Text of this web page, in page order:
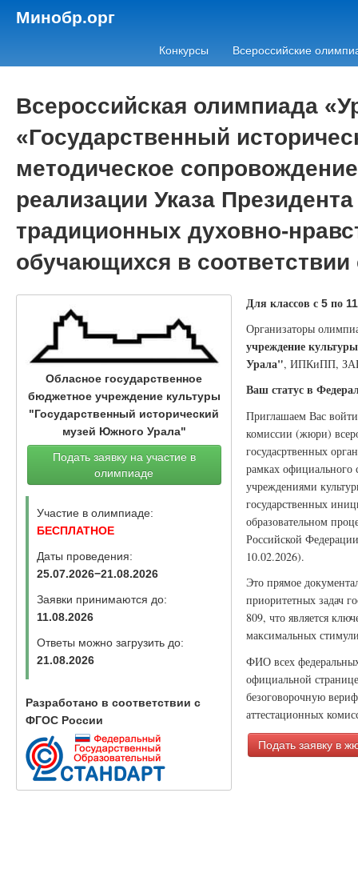
Минобр.орг
Конкурсы Всероссийские
Всероссийская олимпиада
«Государственный
методическое
реализации Указа
традиционных духовно-
обучающихся в
Обласное государственное
бюджетное учреждение культуры
"Государственный исторический
музей Южного Урала"
Подать заявку на участие в
олимпиаде
Участие в олимпиаде:
БЕСПЛАТНОЕ
Даты проведения:
25.07.2026−21.08.2026
Заявки принимаются до:
11.08.2026
Ответы можно загрузить до:
21.08.2026
Разработано в соответствии с
ФГОС России
Для классов с 5по 11
Организаторы
учреждение
Урала", ИПКиПП,
Ваш статус в
Приглашаем Вас
комиссии (жюри)
госудасртвенных
рамках официального
учреждениями
государственных
образовательном
Российской
10.02.2026).
Это прямое
приоритетных задач
809, что является
максимальных
ФИО всех
официальной
безоговорочную
аттестационных
Подать заявку в